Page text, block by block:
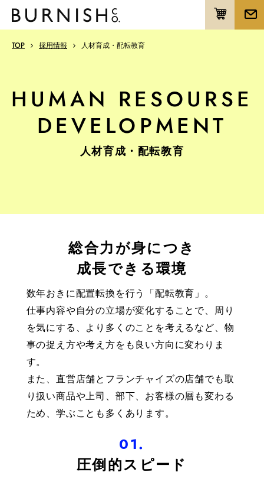
TOP 採用情報 人材育成・配転教育
HUMAN RESOURSE
DEVELOPMENT
人材育成・配転教育
総合力が身につき
成長できる環境
数年おきに配置転換を行う「配転教育」。
仕事内容や自分の立場が変化することで、周り
を気にする、より多くのことを考えるなど、物
事の捉え方や考え方をも良い方向に変わりま
す。
また、直営店舗とフランチャイズの店舗でも取
り扱い商品や上司、部下、お客様の層も変わる
ため、学ぶことも多くあります。
01.
圧倒的スピード